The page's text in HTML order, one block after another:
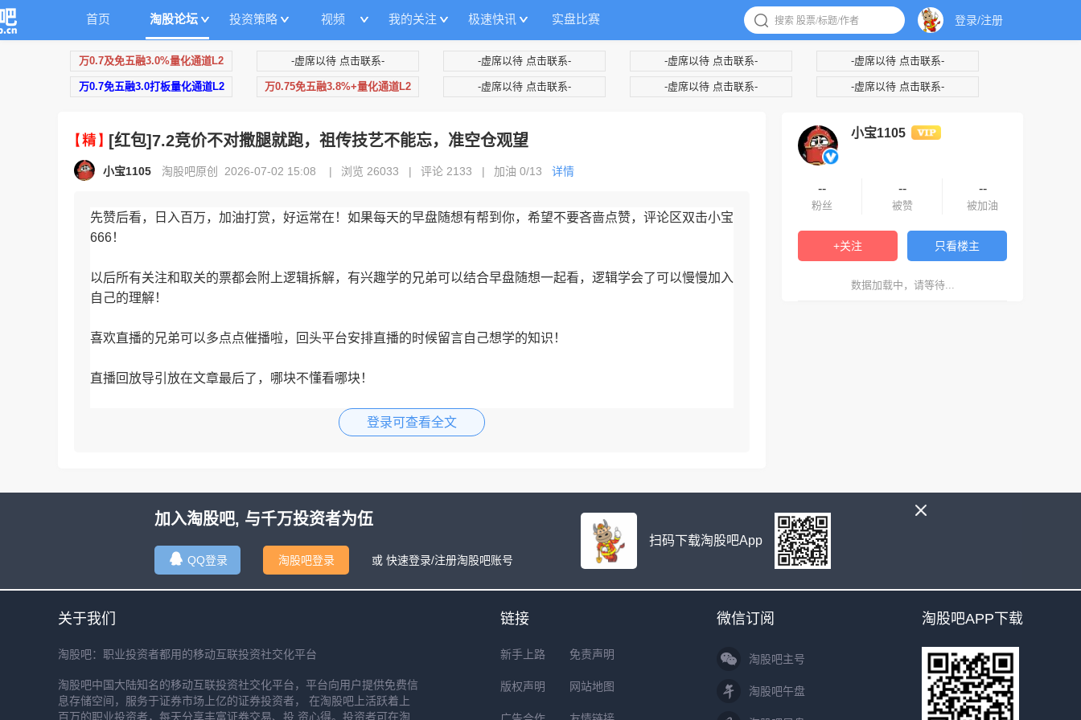
首页 淘股论坛 投资策略 视频 我的关注 极速快讯 实盘比赛 登录/注册
小宝1105
--
粉丝
--
被赞
--
被加油
+关注 只看楼主
数据加载中，请等待...
万0.7及免五融3.0%量化通道L2 -虚席以待 点击联系- -虚席以待 点击联系- -虚席以待 点击联系- -虚席以待 点击联系-
万0.7免五融3.0打板量化通道L2 万0.75免五融3.8%+量化通道L2 -虚席以待 点击联系- -虚席以待 点击联系- -虚席以待 点击联系-
[红包]7.2竞价不对撒腿就跑，祖传技艺不能忘，准空仓观望
小宝1105 淘股吧原创 2026-07-02 15:08 | 浏览 26033 | 评论 2133 | 加油 0/13 详情
先赞后看，日入百万，加油打赏，好运常在！如果每天的早盘随想有帮到你，希望不要吝啬点赞，评论区双击小宝
666！
以后所有关注和取关的票都会附上逻辑拆解，有兴趣学的兄弟可以结合早盘随想一起看，逻辑学会了可以慢慢加入
自己的理解！
喜欢直播的兄弟可以多点点催播啦，回头平台安排直播的时候留言自己想学的知识！
直播回放导引放在文章最后了，哪块不懂看哪块！
登录可查看全文
加入淘股吧, 与千万投资者为伍
QQ登录 淘股吧登录 或 快速登录/注册淘股吧账号
扫码下载淘股吧App
关于我们
淘股吧：职业投资者都用的移动互联投资社交化平台
淘股吧中国大陆知名的移动互联投资社交化平台，平台向用户提供免费信
息存储空间，服务于证券市场上亿的证券投资者， 在淘股吧上活跃着上
百万的职业投资者，每天分享丰富证券交易、投 资心得。投资者可在淘
链接
新手上路 免责声明
版权声明 网站地图
微信订阅
淘股吧主号
淘股吧午盘
淘股吧APP下载